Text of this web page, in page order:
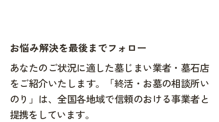
お悩み解決を最後までフォロー
あなたのご状況に適した墓じまい業者・墓石店
をご紹介いたします。「終活・お墓の相談所い
のり」は、全国各地域で信頼のおける事業者と
提携をしています。